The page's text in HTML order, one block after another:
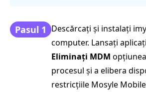
Pasul 1 Descărcați și instalați
computer. Lansați
Eliminați MDM
procesul și a elibera
restricțiile Mosyle